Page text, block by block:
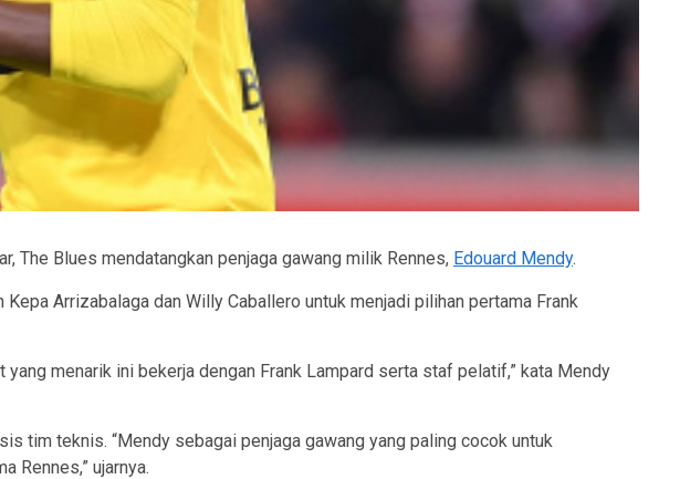
The Blues mendatangkan penjaga gawang milik Rennes, Edouard Mendy.
Arrizabalaga dan Willy Caballero untuk menjadi pilihan pertama Frank
menarik ini bekerja dengan Frank Lampard serta staf pelatif,” kata Mendy
tim teknis. “Mendy sebagai penjaga gawang yang paling cocok untuk
Rennes,” ujarnya.